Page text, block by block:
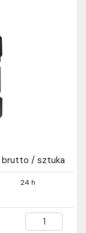
brutto / sztuka
24 h